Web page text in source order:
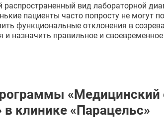
вид лабораторной
пациенты часто попросту не могут
функциональные отклонения в
назначить правильное и своевременное
«Медицинский
в клинике «Парацельс»